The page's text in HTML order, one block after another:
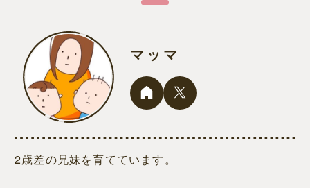
マッマ
2歳差の兄妹を育てています。